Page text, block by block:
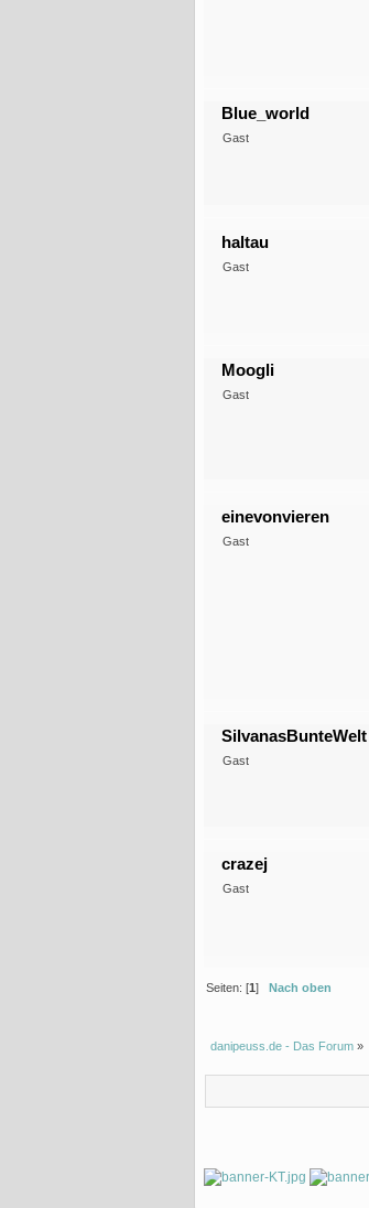
Blue_world
Gast
haltau
Gast
Moogli
Gast
einevonvieren
Gast
SilvanasBunteWelt
Gast
crazej
Gast
Seiten: [1]Nach oben
danipeuss.de - Das Forum »